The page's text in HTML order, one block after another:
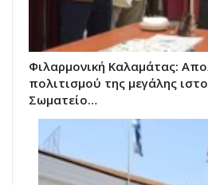
Φιλαρμονική Καλαμάτας:
πολιτισμού της μεγάλης
Σωματείο…